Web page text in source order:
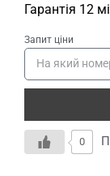
Гарантія 12
Запит ціни
0